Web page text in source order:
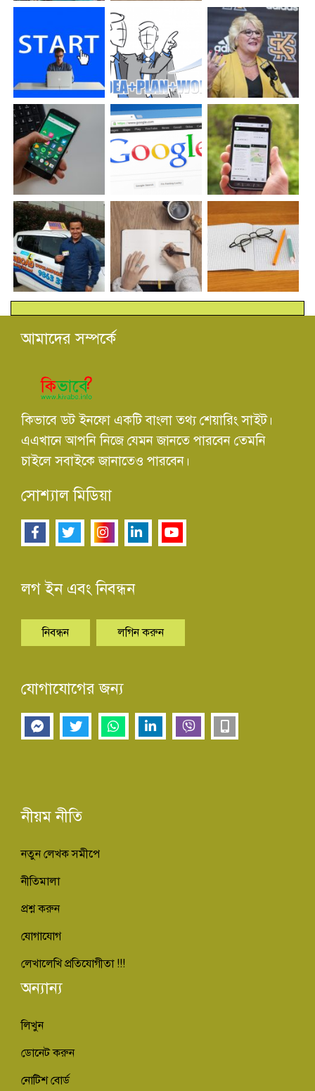
আমাদের সম্পর্কে
কিভাবে ডট ইনফো একটি বাংলা তথ্য শেয়ারিং সাইট।
এএখানে আপনি নিজে যেমন জানতে পারবেন তেমনি
চাইলে সবাইকে জানাতেও পারবেন।
সোশ্যাল মিডিয়া
লগ ইন এবং নিবন্ধন
নিবন্ধন লগিন করুন
যোগাযোগের জন্য
নীয়ম নীতি
নতুন লেখক সমীপে
নীতিমালা
প্রশ্ন করুন
যোগাযোগ
লেখালেখি প্রতিযোগীতা !!!
অন্যান্য
লিখুন
ডোনেট করুন
নোটিশ বোর্ড